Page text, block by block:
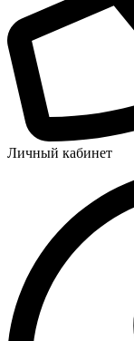
Личный кабинет